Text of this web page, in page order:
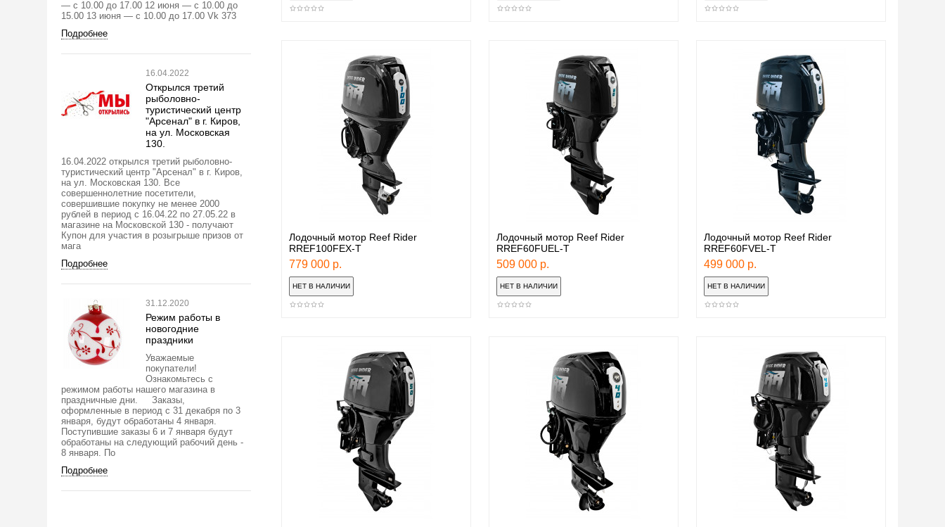
— с 10.00 до 17.00 12 июня — с 10.00 до
15.00 13 июня — с 10.00 до 17.00 Vk 373
Подробнее
16.04.2022
Открылся третий
рыболовно-
туристический центр
"Арсенал" в г. Киров,
на ул. Московская
130.
16.04.2022 открылся третий рыболовно-
туристический центр "Арсенал" в г. Киров,
на ул. Московская 130. Все
совершеннолетние посетители,
совершившие покупку не менее 2000
рублей в период с 16.04.22 по 27.05.22 в
магазине на Московской 130 - получают
Купон для участия в розыгрыше призов от
мага
Подробнее
31.12.2020
Режим работы в
новогодние
праздники
Уважаемые
покупатели!
Ознакомьтесь с
режимом работы нашего магазина в
праздничные дни. Заказы,
оформленные в период с 31 декабря по 3
января, будут обработаны 4 января.
Поступившие заказы 6 и 7 января будут
обработаны на следующий рабочий день -
8 января. По
Подробнее
Лодочный мотор Reef Rider
RREF100FEX-T
779 000 р.
Лодочный мотор Reef Rider
RREF60FUEL-T
509 000 р.
Лодочный мотор Reef Rider
RREF60FVEL-T
499 000 р.